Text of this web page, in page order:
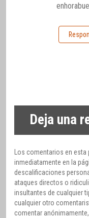
Deja una
Los comentarios en
inmediatamente en la
descalificaciones
ataques directos o
insultantes de cualquier
cualquier otro
comentar